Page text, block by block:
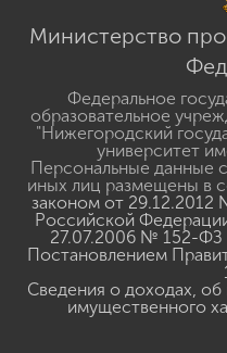
Министерство
Федеральное
образовательное
"Нижегородский
университет
Персональные данные
иных лиц размещены в
законом от
Российской
27.07.2006 № 152-ФЗ
Постановлением
имущественного